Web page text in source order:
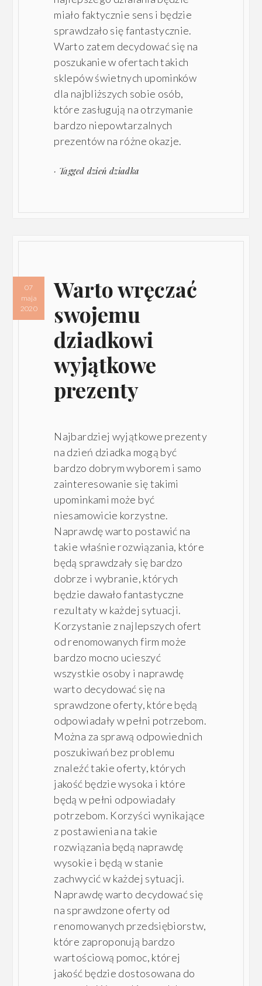
miało faktycznie sens i będzie
sprawdzało się fantastycznie.
Warto zatem decydować się na
poszukanie w ofertach takich
sklepów świetnych upominków
dla najbliższych sobie osób,
które zasługują na otrzymanie
bardzo niepowtarzalnych
prezentów na różne okazje.
· Tagged dzień dziadka
Warto wręczać
swojemu
dziadkowi
wyjątkowe
prezenty
07
maja
2020
Najbardziej wyjątkowe prezenty
na dzień dziadka mogą być
bardzo dobrym wyborem i samo
zainteresowanie się takimi
upominkami może być
niesamowicie korzystne.
Naprawdę warto postawić na
takie właśnie rozwiązania, które
będą sprawdzały się bardzo
dobrze i wybranie, których
będzie dawało fantastyczne
rezultaty w każdej sytuacji.
Korzystanie z najlepszych ofert
od renomowanych firm może
bardzo mocno ucieszyć
wszystkie osoby i naprawdę
warto decydować się na
sprawdzone oferty, które będą
odpowiadały w pełni potrzebom.
Można za sprawą odpowiednich
poszukiwań bez problemu
znaleźć takie oferty, których
jakość będzie wysoka i które
będą w pełni odpowiadały
potrzebom. Korzyści wynikające
z postawienia na takie
rozwiązania będą naprawdę
wysokie i będą w stanie
zachwycić w każdej sytuacji.
Naprawdę warto decydować się
na sprawdzone oferty od
renomowanych przedsiębiorstw,
które zaproponują bardzo
wartościową pomoc, której
jakość będzie dostosowana do